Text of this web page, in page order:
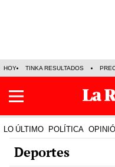
HOY TINKA RESULTADOS
LO ÚLTIMO POLÍTICA
Deportes